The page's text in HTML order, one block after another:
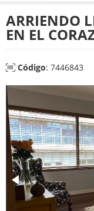
ARRIENDO
EN EL
Código: 7446843